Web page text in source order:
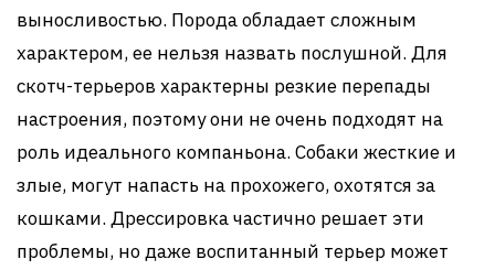
выносливостью. Порода обладает сложным
характером, ее нельзя назвать послушной. Для
скотч-терьеров характерны резкие перепады
настроения, поэтому они не очень подходят на
роль идеального компаньона. Собаки жесткие и
злые, могут напасть на прохожего, охотятся за
кошками. Дрессировка частично решает эти
проблемы, но даже воспитанный терьер может